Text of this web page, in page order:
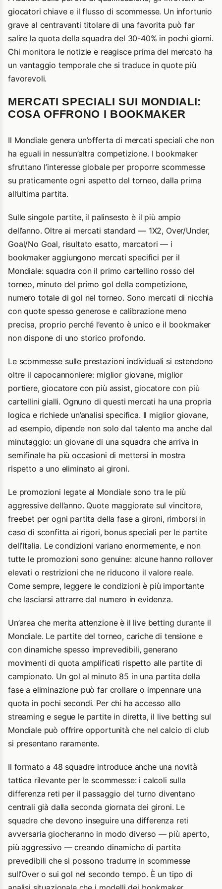
giocatori chiave e il flusso di scommesse. Un infortunio
grave al centravanti titolare di una favorita può far
salire la quota della squadra del 30-40% in pochi giorni.
Chi monitora le notizie e reagisce prima del mercato ha
un vantaggio temporale che si traduce in quote più
favorevoli.
MERCATI SPECIALI SUI MONDIALI:
COSA OFFRONO I BOOKMAKER
Il Mondiale genera un’offerta di mercati speciali che non
ha eguali in nessun’altra competizione. I bookmaker
sfruttano l’interesse globale per proporre scommesse
su praticamente ogni aspetto del torneo, dalla prima
all’ultima partita.
Sulle singole partite, il palinsesto è il più ampio
dell’anno. Oltre ai mercati standard — 1X2, Over/Under,
Goal/No Goal, risultato esatto, marcatori — i
bookmaker aggiungono mercati specifici per il
Mondiale: squadra con il primo cartellino rosso del
torneo, minuto del primo gol della competizione,
numero totale di gol nel torneo. Sono mercati di nicchia
con quote spesso generose e calibrazione meno
precisa, proprio perché l’evento è unico e il bookmaker
non dispone di uno storico profondo.
Le scommesse sulle prestazioni individuali si estendono
oltre il capocannoniere: miglior giovane, miglior
portiere, giocatore con più assist, giocatore con più
cartellini gialli. Ognuno di questi mercati ha una propria
logica e richiede un’analisi specifica. Il miglior giovane,
ad esempio, dipende non solo dal talento ma anche dal
minutaggio: un giovane di una squadra che arriva in
semifinale ha più occasioni di mettersi in mostra
rispetto a uno eliminato ai gironi.
Le promozioni legate al Mondiale sono tra le più
aggressive dell’anno. Quote maggiorate sul vincitore,
freebet per ogni partita della fase a gironi, rimborsi in
caso di sconfitta ai rigori, bonus speciali per le partite
dell’Italia. Le condizioni variano enormemente, e non
tutte le promozioni sono genuine: alcune hanno rollover
elevati o restrizioni che ne riducono il valore reale.
Come sempre, leggere le condizioni è più importante
che lasciarsi attrarre dal numero in evidenza.
Un’area che merita attenzione è il live betting durante il
Mondiale. Le partite del torneo, cariche di tensione e
con dinamiche spesso imprevedibili, generano
movimenti di quota amplificati rispetto alle partite di
campionato. Un gol al minuto 85 in una partita della
fase a eliminazione può far crollare o impennare una
quota in pochi secondi. Per chi ha accesso allo
streaming e segue le partite in diretta, il live betting sul
Mondiale può offrire opportunità che nel calcio di club
si presentano raramente.
Il formato a 48 squadre introduce anche una novità
tattica rilevante per le scommesse: i calcoli sulla
differenza reti per il passaggio del turno diventano
centrali già dalla seconda giornata dei gironi. Le
squadre che devono inseguire una differenza reti
avversaria giocheranno in modo diverso — più aperto,
più aggressivo — creando dinamiche di partita
prevedibili che si possono tradurre in scommesse
sull’Over o sui gol nel secondo tempo. È un tipo di